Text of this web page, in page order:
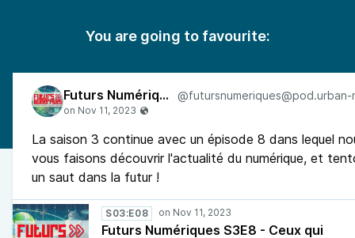
You are going to favourite:
Futurs Numériques
La saison 3 continue avec un épisode 8 dans lequel
vous faisons découvrir l'actualité du numérique, et
un saut dans la futur !
S03:E08
Futurs Numériques S3E8 - Ceux qui